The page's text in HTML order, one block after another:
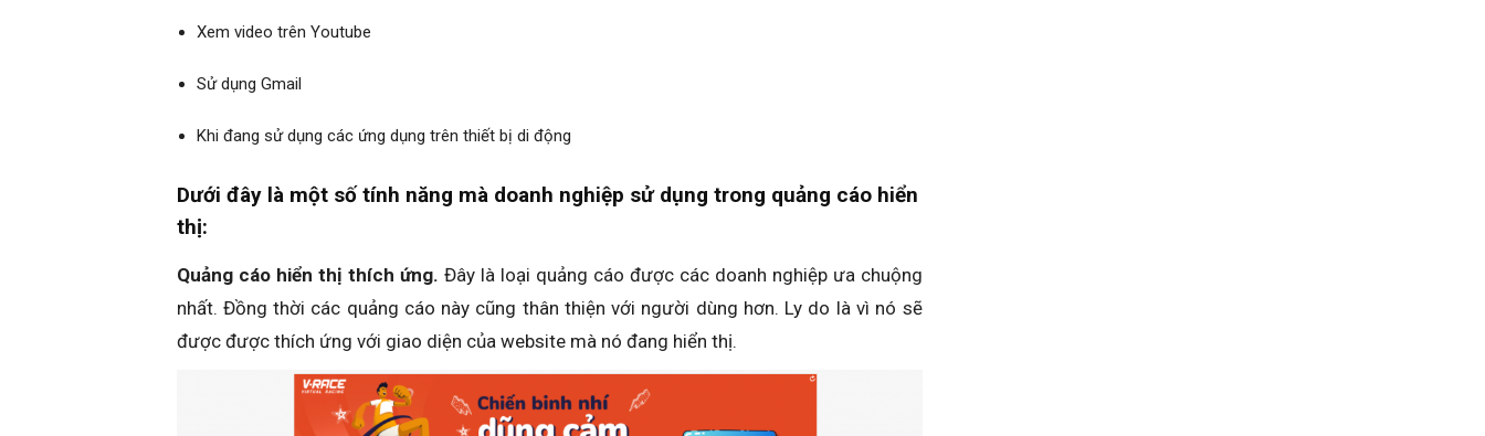
Xem video trên Youtube
Sử dụng Gmail
Khi đang sử dụng các ứng dụng trên thiết bị di động
Dưới đây là một số tính năng mà doanh nghiệp sử dụng trong quảng cáo hiển
thị:
Quảng cáo hiển thị thích ứng. Đây là loại quảng cáo được các doanh nghiệp ưa chuộng
nhất. Đồng thời các quảng cáo này cũng thân thiện với người dùng hơn. Ly do là vì nó sẽ
được được thích ứng với giao diện của website mà nó đang hiển thị.